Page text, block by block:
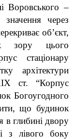
Воровського –
значення через
об’єкт,
зору цього
стаціонару
архітектури
ст. “Корпус
Богоугодного
що будинок
в глибині двору
з лівого боку